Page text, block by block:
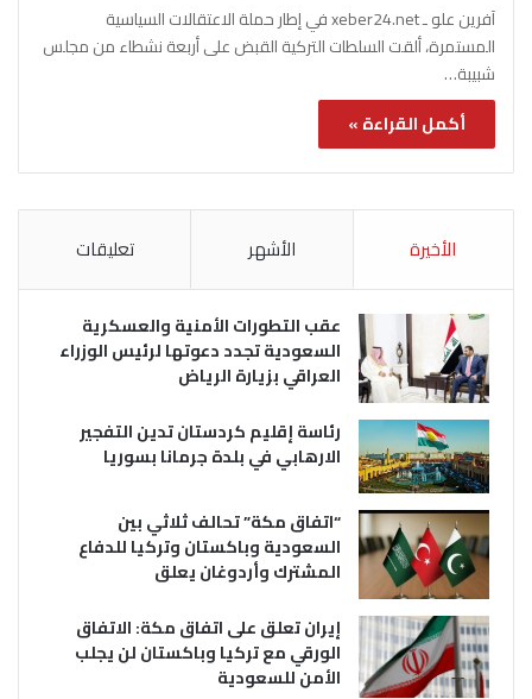
آفرين علو ـ xeber24.net في إطار حملة الاعتقالات السياسية
المستمرة، ألقت السلطات التركية القبض على أربعة نشطاء من مجلس
شبيبة…
أكمل القراءة »
الأخيرة الأشهر تعليقات
عقب التطورات الأمنية والعسكرية
السعودية تجدد دعوتها لرئيس الوزراء
العراقي بزيارة الرياض
رئاسة إقليم كردستان تدين التفجير
الارهابي في بلدة جرمانا بسوريا
“اتفاق مكة” تحالف ثلاثي بين
السعودية وباكستان وتركيا للدفاع
المشترك وأردوغان يعلق
إيران تعلق على اتفاق مكة: الاتفاق
الورقي مع تركيا وباكستان لن يجلب
الأمن للسعودية